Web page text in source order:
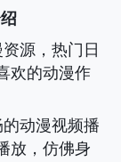
源，热门日
欢的动漫作
的动漫视频播
放，仿佛身